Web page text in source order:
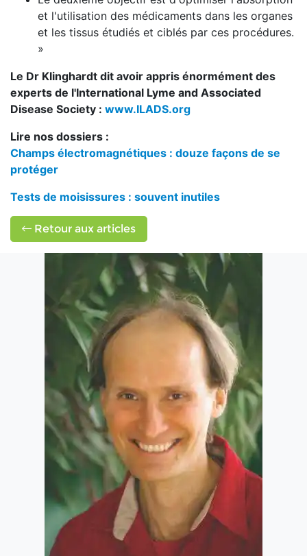
et l'utilisation des médicaments dans les organes
et les tissus étudiés et ciblés par ces procédures.
»
Le Dr Klinghardt dit avoir appris énormément des
experts de l'International Lyme and Associated
Disease Society : www.ILADS.org
Lire nos dossiers :
Champs électromagnétiques : douze façons de se
protéger
Tests de moisissures : souvent inutiles
Retour aux articles